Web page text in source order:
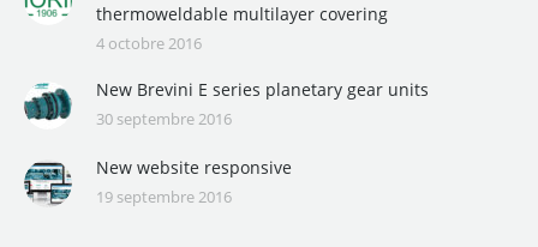
thermoweldable multilayer covering
4 octobre 2016
New Brevini E series planetary gear units
30 septembre 2016
New website responsive
19 septembre 2016